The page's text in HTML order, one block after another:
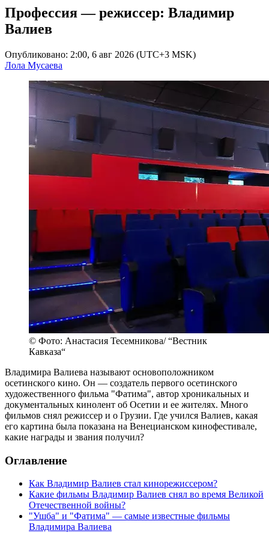
Профессия — режиссер: Владимир
Валиев
Опубликовано: 2:00, 6 авг 2026 (UTC+3 MSK)
Лола Мусаева
© Фото: Анастасия Тесемникова/ “Вестник
Кавказа“
Владимира Валиева называют основоположником
осетинского кино. Он — создатель первого осетинского
художественного фильма "Фатима", автор хроникальных и
документальных кинолент об Осетии и ее жителях. Много
фильмов снял режиссер и о Грузии. Где учился Валиев, какая
его картина была показана на Венецианском кинофестивале,
какие награды и звания получил?
Оглавление
Как Владимир Валиев стал кинорежиссером?
Какие фильмы Владимир Валиев снял во время Великой
Отечественной войны?
"Ушба" и "Фатима" — самые известные фильмы
Владимира Валиева